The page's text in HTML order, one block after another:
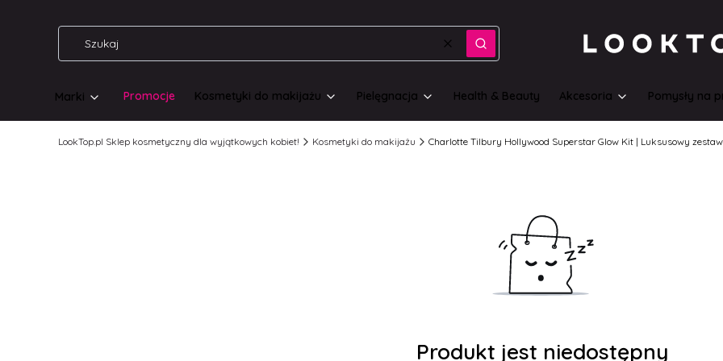
WyczyśćSzukaj
Marki Promocje Kosmetyki do makijażu Pielęgnacja Health & Beauty Akcesoria Pomysły na
LookTop.pl Sklep kosmetyczny dla wyjątkowych kobiet! Kosmetyki do makijażu Charlotte Tilbury Hollywood Superstar Glow Kit | Luksusowy
Produkt jest niedostępny